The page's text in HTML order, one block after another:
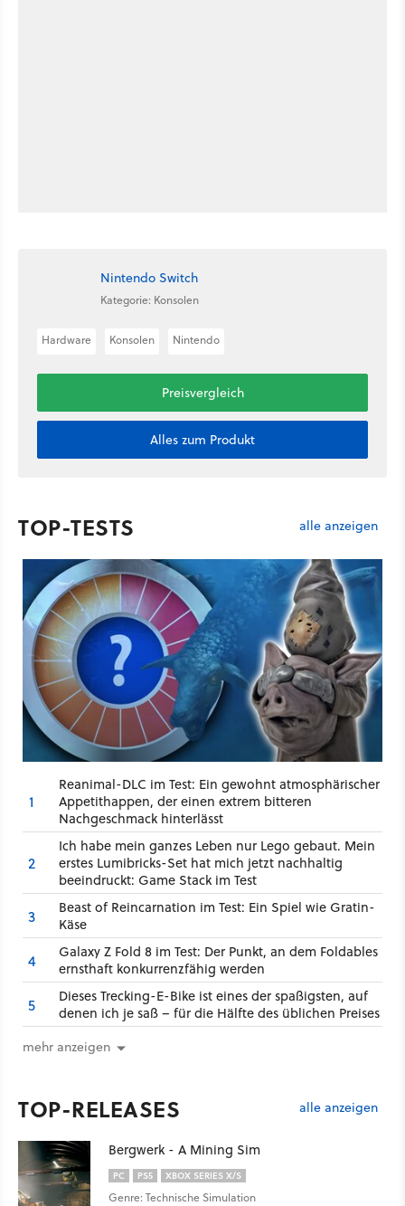
Nintendo Switch
Kategorie: Konsolen
Hardware Konsolen Nintendo
Preisvergleich
Alles zum Produkt
TOP-TESTS alle anzeigen
1
Reanimal-DLC im Test: Ein gewohnt atmosphärischer
Appetithappen, der einen extrem bitteren
Nachgeschmack hinterlässt
2
Ich habe mein ganzes Leben nur Lego gebaut. Mein
erstes Lumibricks-Set hat mich jetzt nachhaltig
beeindruckt: Game Stack im Test
3
Beast of Reincarnation im Test: Ein Spiel wie Gratin-
Käse
4
Galaxy Z Fold 8 im Test: Der Punkt, an dem Foldables
ernsthaft konkurrenzfähig werden
5
Dieses Trecking-E-Bike ist eines der spaßigsten, auf
denen ich je saß – für die Hälfte des üblichen Preises
mehr anzeigen
TOP-RELEASES alle anzeigen
Bergwerk - A Mining Sim
PC PS5 XBOX SERIES X/S
Genre: Technische Simulation